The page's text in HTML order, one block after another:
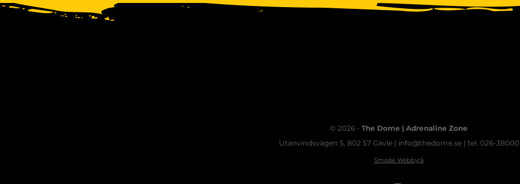
© 2026 - The Dome | Adrenaline Zone
Utanvindsvägen 5, 802 57 Gävle | info@thedome.se | tel. 026-38000
Smode Webbyrå